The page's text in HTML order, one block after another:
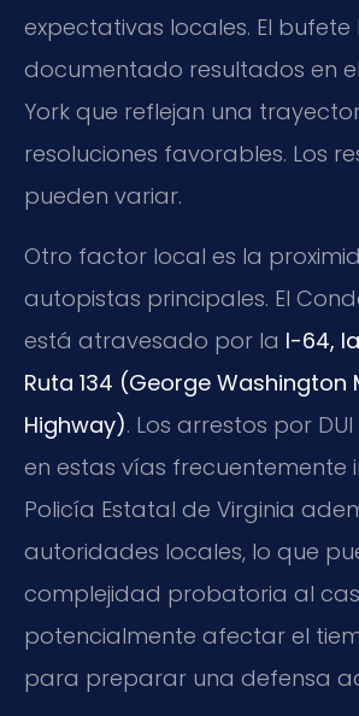
expectativas locales. El bufete
documentado resultados en
York que reflejan una
resoluciones favorables. Los
pueden variar.
Otro factor local es la
autopistas principales. El
está atravesado por la I-64,
Ruta 134 (George Washington
Highway). Los arrestos por
en estas vías frecuentemente
Policía Estatal de Virginia
autoridades locales, lo que
complejidad probatoria al
potencialmente afectar el
para preparar una defensa